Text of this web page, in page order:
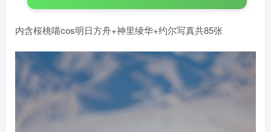
内含桜桃喵cos明日方舟+神里绫华+约尔写真共85张